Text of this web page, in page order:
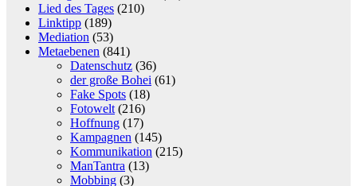
Lied des Tages (210)
Linktipp (189)
Mediation (53)
Metaebenen (841)
Datenschutz (36)
der große Bohei (61)
Fake Spots (18)
Fotowelt (216)
Hoffnung (17)
Kampagnen (145)
Kommunikation (215)
ManTantra (13)
Mobbing (3)